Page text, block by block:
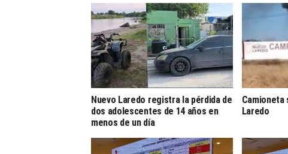
Nuevo Laredo registra la pérdida de
dos adolescentes de 14 años en
menos de un día
Camioneta
Laredo